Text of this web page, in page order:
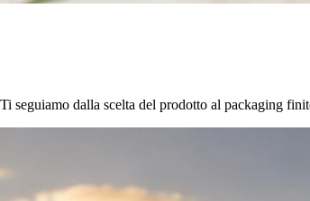
seguiamo dalla scelta del prodotto al packaging